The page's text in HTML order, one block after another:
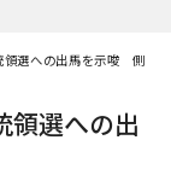
領選への出馬を示唆 側近
領選への出